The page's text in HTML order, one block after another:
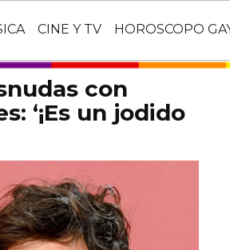
CINE Y TV HOROSCOPO
con
‘¡Es un jodido